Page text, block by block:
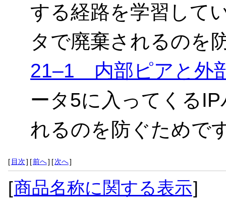
する経路を学習して
タで廃棄されるのを
21‒1 内部ピアと外
ータ5に入ってくる
れるのを防ぐためで
[ 目次] [前へ] [次へ]
[商品名称に関する表示]